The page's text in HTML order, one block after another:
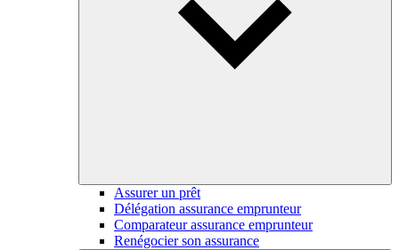
Assurer un prêt
Délégation assurance emprunteur
Comparateur assurance emprunteur
Renégocier son assurance